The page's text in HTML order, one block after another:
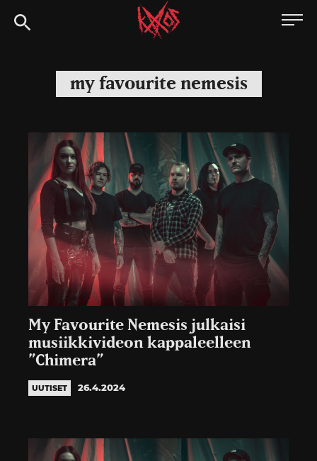
Siirry
suoraan
Kaaoszine
my favourite nemesis
My Favourite Nemesis julkaisi
musiikkivideon kappaleelleen
”Chimera”
UUTISET 26.4.2024